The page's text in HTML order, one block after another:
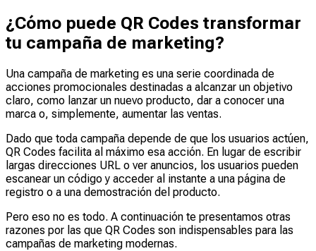
¿Cómo puede QR Codes transformar
tu campaña de marketing?
Una campaña de marketing es una serie coordinada de
acciones promocionales destinadas a alcanzar un objetivo
claro, como lanzar un nuevo producto, dar a conocer una
marca o, simplemente, aumentar las ventas.
Dado que toda campaña depende de que los usuarios actúen,
QR Codes facilita al máximo esa acción. En lugar de escribir
largas direcciones URL o ver anuncios, los usuarios pueden
escanear un código y acceder al instante a una página de
registro o a una demostración del producto.
Pero eso no es todo. A continuación te presentamos otras
razones por las que QR Codes son indispensables para las
campañas de marketing modernas.